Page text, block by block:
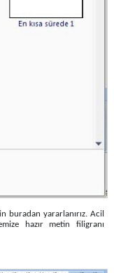
buradan yararlanırız. Acil
hazır metin filigranı